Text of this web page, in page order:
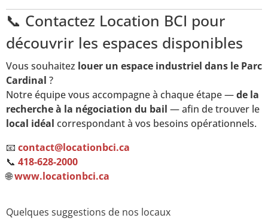
📞 Contactez Location BCI pour
découvrir les espaces disponibles
Vous souhaitez louer un espace industriel dans le Parc
Cardinal ?
Notre équipe vous accompagne à chaque étape —de la
recherche à la négociation du bail — afin de trouver le
local idéal correspondant à vos besoins opérationnels.
📧 contact@locationbci.ca
📞 418-628-2000
🌐www.locationbci.ca
Quelques suggestions de nos locaux